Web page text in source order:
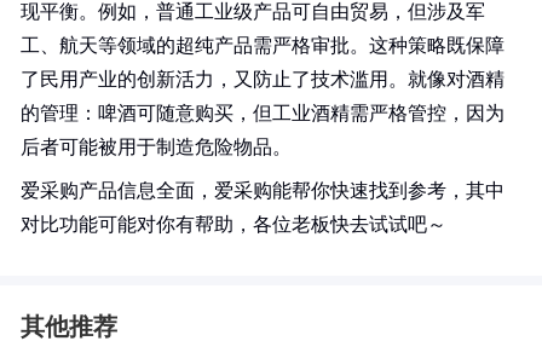
现平衡。例如，普通工业级产品可自由贸易，但涉及军
工、航天等领域的超纯产品需严格审批。这种策略既保障
了民用产业的创新活力，又防止了技术滥用。就像对酒精
的管理：啤酒可随意购买，但工业酒精需严格管控，因为
后者可能被用于制造危险物品。
爱采购产品信息全面，爱采购能帮你快速找到参考，其中
对比功能可能对你有帮助，各位老板快去试试吧～
其他推荐